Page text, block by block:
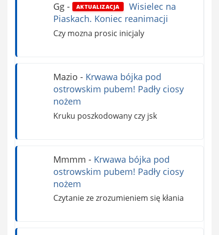
Gg- AKTUALIZACJA
Wisielec na
Piaskach. Koniec reanimacji
Czy mozna prosic inicjaly
Mazio - Krwawa bójka pod
ostrowskim pubem! Padły ciosy
nożem
Kruku poszkodowany czy jsk
Mmmm - Krwawa bójka pod
ostrowskim pubem! Padły ciosy
nożem
Czytanie ze zrozumieniem się kłania